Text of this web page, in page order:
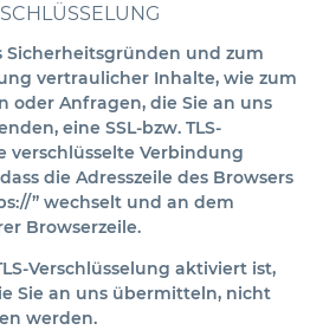
Sicherheitsgründen und zum
vertraulicher Inhalte, wie zum
oder Anfragen, die Sie an uns
eine SSL-bzw. TLS-
verschlüsselte Verbindung
die Adresszeile des Browsers
” wechselt und an dem
Browserzeile.
Verschlüsselung aktiviert ist,
Sie an uns übermitteln, nicht
werden.